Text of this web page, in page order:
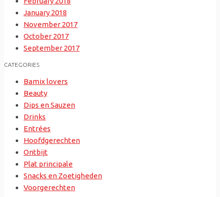
January 2018
November 2017
October 2017
September 2017
CATEGORIES
Bamix lovers
Beauty
Dips en Sauzen
Drinks
Entrées
Hoofdgerechten
Ontbijt
Plat principale
Snacks en Zoetigheden
Voorgerechten